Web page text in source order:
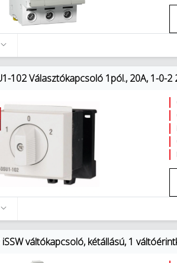
102 Választókapcsoló 1pól., 20A, 1-0-2
iSSW váltókapcsoló, kétállású, 1